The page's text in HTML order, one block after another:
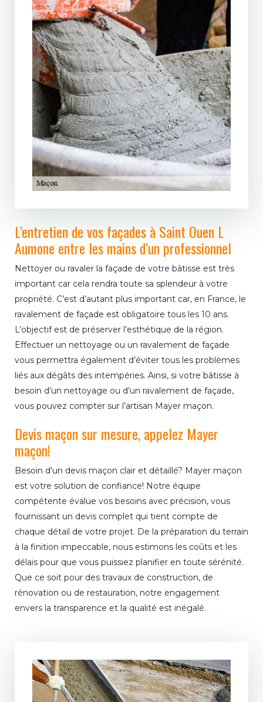
L’entretien de vos façades à Saint Ouen L
Aumone entre les mains d’un professionnel
Nettoyer ou ravaler la façade de votre bâtisse est très
important car cela rendra toute sa splendeur à votre
propriété. C’est d’autant plus important car, en France, le
ravalement de façade est obligatoire tous les 10 ans.
L’objectif est de préserver l’esthétique de la région.
Effectuer un nettoyage ou un ravalement de façade
vous permettra également d’éviter tous les problèmes
liés aux dégâts des intempéries. Ainsi, si votre bâtisse à
besoin d’un nettoyage ou d’un ravalement de façade,
vous pouvez compter sur l’artisan Mayer maçon.
Devis maçon sur mesure, appelez Mayer
maçon!
Besoin d'un devis maçon clair et détaillé? Mayer maçon
est votre solution de confiance! Notre équipe
compétente évalue vos besoins avec précision, vous
fournissant un devis complet qui tient compte de
chaque détail de votre projet. De la préparation du terrain
à la finition impeccable, nous estimons les coûts et les
délais pour que vous puissiez planifier en toute sérénité.
Que ce soit pour des travaux de construction, de
rénovation ou de restauration, notre engagement
envers la transparence et la qualité est inégalé.